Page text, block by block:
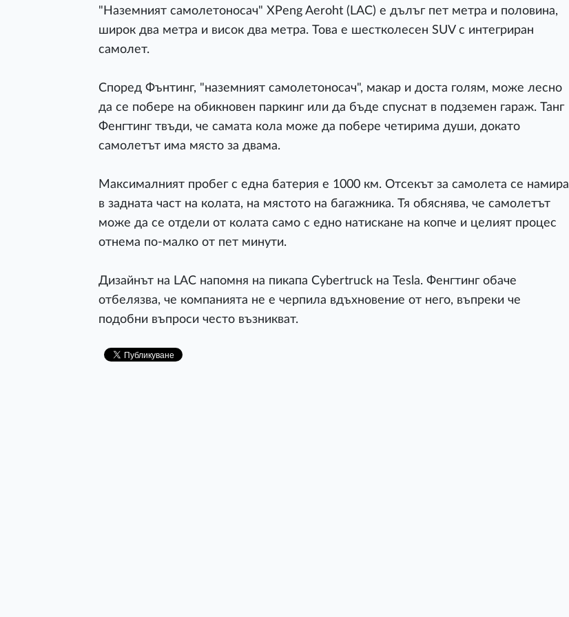
"Наземният самолетоносач" XPeng Aeroht (LAC) е дълъг пет метра и половина,
широк два метра и висок два метра. Това е шестколесен SUV с интегриран
самолет.
Според Фънтинг, "наземният самолетоносач", макар и доста голям, може лесно
да се побере на обикновен паркинг или да бъде спуснат в подземен гараж. Танг
Фенгтинг твъди, че самата кола може да побере четирима души, докато
самолетът има място за двама.
Максималният пробег с една батерия е 1000 км. Отсекът за самолета се намира
в задната част на колата, на мястото на багажника. Тя обяснява, че самолетът
може да се отдели от колата само с едно натискане на копче и целият процес
отнема по-малко от пет минути.
Дизайнът на LAC напомня на пикапа Cybertruck на Tesla. Фенгтинг обаче
отбелязва, че компанията не е черпила вдъхновение от него, въпреки че
подобни въпроси често възникват.